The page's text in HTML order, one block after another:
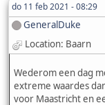
do 11 feb 2021 - 08:29
GeneralDuke
Location: Baarn
Wederom een dag
extreme waardes
voor Maastricht en